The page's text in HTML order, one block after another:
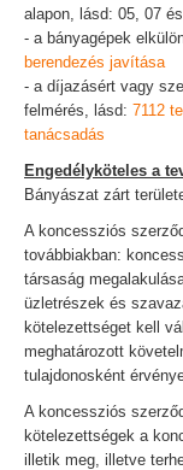
alapon, lásd: 05, 07
- a bányagépek
berendezés javítása
- a díjazásért vagy
felmérés, lásd: 7112
tanácsadás
Engedélyköteles a
Bányászat zárt
A koncessziós
továbbiakban:
társaság
üzletrészek és
kötelezettséget kell
meghatározott
tulajdonosként
A koncessziós
kötelezettségek a
illetik meg, illetve